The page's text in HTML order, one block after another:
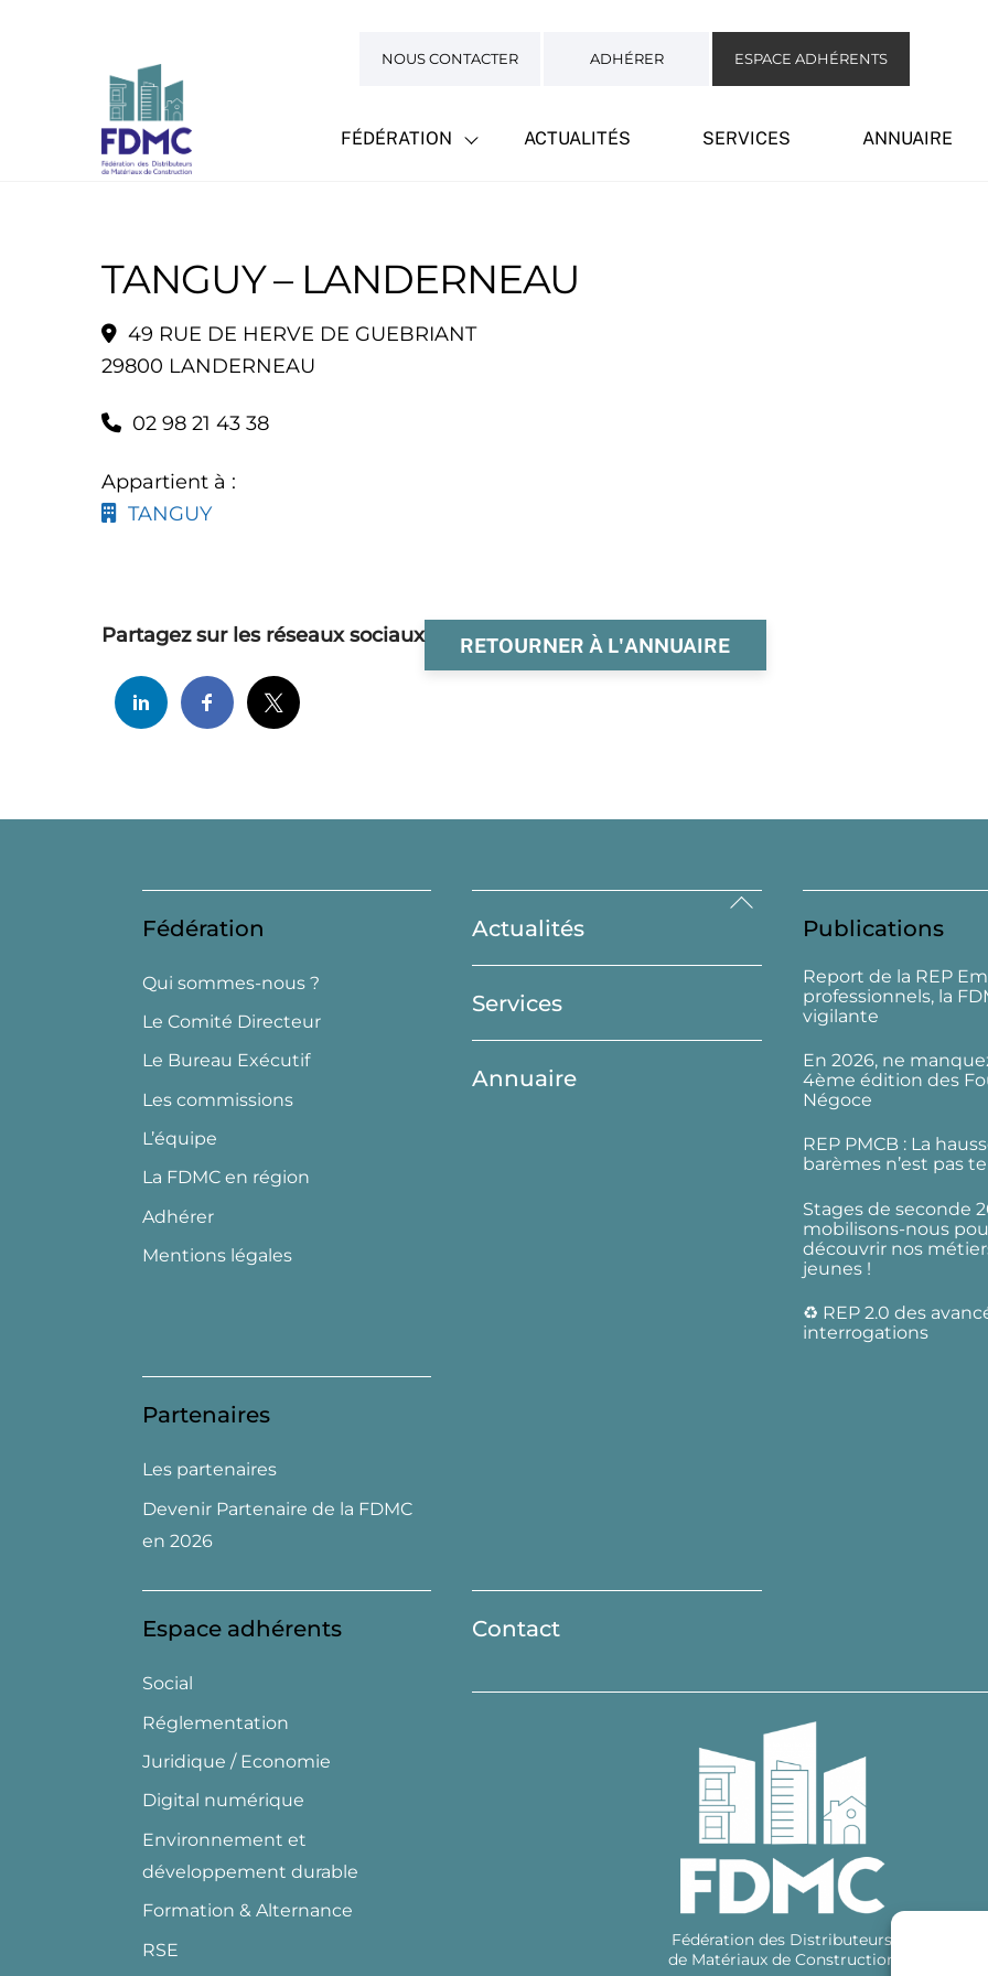
NOUS CONTACTER ADHÉRER ESPACE ADHÉRENTS
FÉDÉRATION ACTUALITÉS SERVICES ANNUAIRE
TANGUY – LANDERNEAU
49 RUE DE HERVE DE GUEBRIANT
29800 LANDERNEAU
02 98 21 43 38
Appartient à :
TANGUY
RETOURNER À L'ANNUAIRE
Partagez sur les réseaux sociaux
Back
Top
Fédération
Qui sommes-nous ?
Le Comité Directeur
Le Bureau Exécutif
Les commissions
L’équipe
La FDMC en région
Adhérer
Mentions légales
Actualités
Services
Annuaire
Publications
Report de la REP
professionnels, la
vigilante
En 2026, ne
4ème édition des
Négoce
REP PMCB : La
barèmes n’est pas
Stages de seconde
mobilisons-nous
découvrir nos
jeunes !
♻️ REP 2.0 des
interrogations
Partenaires
Les partenaires
Devenir Partenaire de la FDMC
en 2026
Espace adhérents
Social
Réglementation
Juridique / Economie
Digital numérique
Environnement et
développement durable
Formation & Alternance
RSE
Contact
Fédération des Distributeurs
de Matériaux de Construction